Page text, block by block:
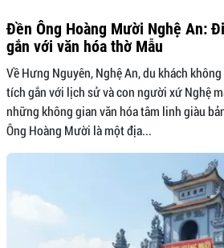
Đền Ông Hoàng Mười Nghệ An:
gắn với văn hóa thờ Mẫu
Về Hưng Nguyên, Nghệ An, du khách
tích gắn với lịch sử và con người xứ Nghệ
những không gian văn hóa tâm linh giàu
Ông Hoàng Mười là một địa...